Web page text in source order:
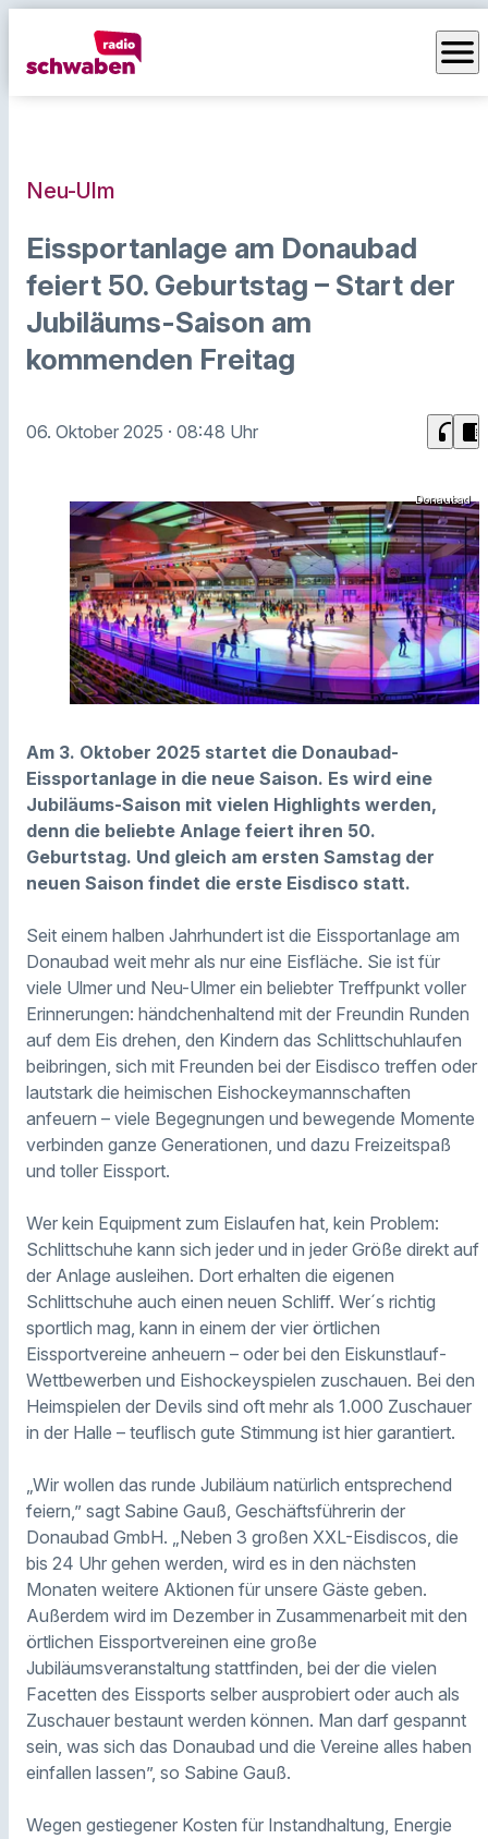
menu
Neu-Ulm
Eissportanlage am Donaubad
feiert 50. Geburtstag – Start der
Jubiläums-Saison am
kommenden Freitag
06. Oktober 2025 · 08:48 Uhr headphones chrome_reader_mode
Donaubad
Am 3. Oktober 2025 startet die Donaubad-
Eissportanlage in die neue Saison. Es wird eine
Jubiläums-Saison mit vielen Highlights werden,
denn die beliebte Anlage feiert ihren 50.
Geburtstag. Und gleich am ersten Samstag der
neuen Saison findet die erste Eisdisco statt.
Seit einem halben Jahrhundert ist die Eissportanlage am
Donaubad weit mehr als nur eine Eisfläche. Sie ist für
viele Ulmer und Neu-Ulmer ein beliebter Treffpunkt voller
Erinnerungen: händchenhaltend mit der Freundin Runden
auf dem Eis drehen, den Kindern das Schlittschuhlaufen
beibringen, sich mit Freunden bei der Eisdisco treffen oder
lautstark die heimischen Eishockeymannschaften
anfeuern – viele Begegnungen und bewegende Momente
verbinden ganze Generationen, und dazu Freizeitspaß
und toller Eissport.
Wer kein Equipment zum Eislaufen hat, kein Problem:
Schlittschuhe kann sich jeder und in jeder Größe direkt auf
der Anlage ausleihen. Dort erhalten die eigenen
Schlittschuhe auch einen neuen Schliff. Wer´s richtig
sportlich mag, kann in einem der vier örtlichen
Eissportvereine anheuern – oder bei den Eiskunstlauf-
Wettbewerben und Eishockeyspielen zuschauen. Bei den
Heimspielen der Devils sind oft mehr als 1.000 Zuschauer
in der Halle – teuflisch gute Stimmung ist hier garantiert.
„Wir wollen das runde Jubiläum natürlich entsprechend
feiern,” sagt Sabine Gauß, Geschäftsführerin der
Donaubad GmbH. „Neben 3 großen XXL-Eisdiscos, die
bis 24 Uhr gehen werden, wird es in den nächsten
Monaten weitere Aktionen für unsere Gäste geben.
Außerdem wird im Dezember in Zusammenarbeit mit den
örtlichen Eissportvereinen eine große
Jubiläumsveranstaltung stattfinden, bei der die vielen
Facetten des Eissports selber ausprobiert oder auch als
Zuschauer bestaunt werden können. Man darf gespannt
sein, was sich das Donaubad und die Vereine alles haben
einfallen lassen”, so Sabine Gauß.
Wegen gestiegener Kosten für Instandhaltung, Energie